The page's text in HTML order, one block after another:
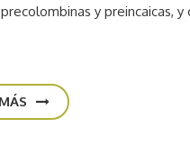
y preincaicas,